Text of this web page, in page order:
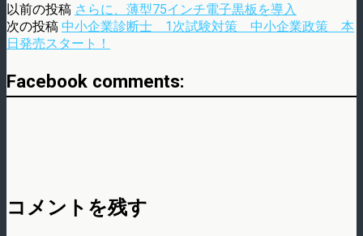
以前の投稿 さらに、薄型75インチ電子黒板を導入
次の投稿 中小企業診断士 1次試験対策 中小企業政策 本
日発売スタート！
Facebook comments:
コメントを残す